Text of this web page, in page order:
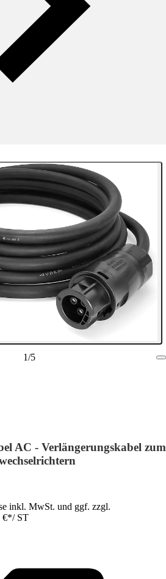
1/5
AC - Verlängerungskabel zum
inkl. MwSt. und ggf. zzgl.
€*/ ST